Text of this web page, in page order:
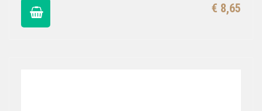
€ 8,65